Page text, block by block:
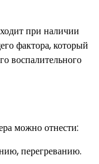
при наличии
фактора, который
воспалительного
можно отнести:
перегреванию.